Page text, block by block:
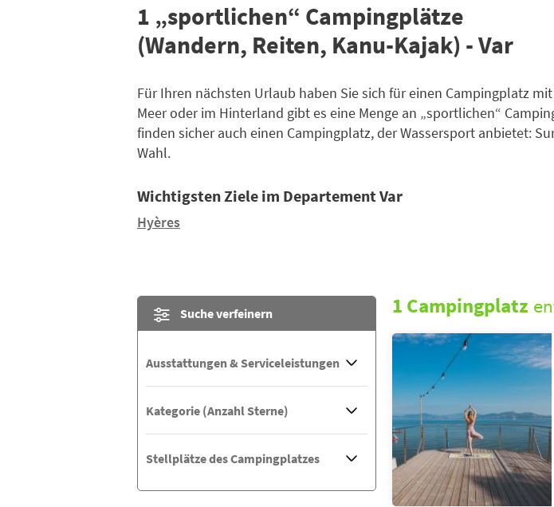
1 „sportlichen“ Campingplätze
(Wandern, Reiten, Kanu-Kajak) - Var
Für Ihren nächsten Urlaub haben Sie sich für einen Campingplatz
Meer oder im Hinterland gibt es eine Menge an „sportlichen“
finden sicher auch einen Campingplatz, der Wassersport anbietet:
Wahl.
Wichtigsten Ziele im Departement Var
Hyères
Suche verfeinern
Ausstattungen & Serviceleistungen
Kategorie (Anzahl Sterne)
Stellplätze des Campingplatzes
1 Campingplatz